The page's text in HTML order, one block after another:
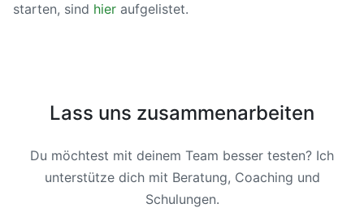
starten, sind hier aufgelistet.
Lass uns zusammenarbeiten
Du möchtest mit deinem Team besser testen? Ich
unterstütze dich mit Beratung, Coaching und
Schulungen.